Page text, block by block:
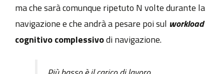
ma che sarà comunque ripetuto N volte durante la
navigazione e che andrà a pesare poi sul workload
cognitivo complessivodi navigazione.